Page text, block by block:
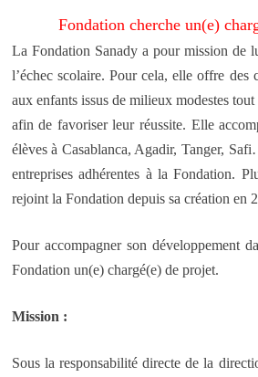
Fondation cherche un(e)
La Fondation Sanady a pour mission de
l’échec scolaire. Pour cela, elle offre des
aux enfants issus de milieux modestes
afin de favoriser leur réussite. Elle
élèves à Casablanca, Agadir, Tanger,
entreprises adhérentes à la Fondation.
rejoint la Fondation depuis sa création en
Pour accompagner son développement
Fondation un(e) chargé(e) de projet.
Mission :
Sous la responsabilité directe de la